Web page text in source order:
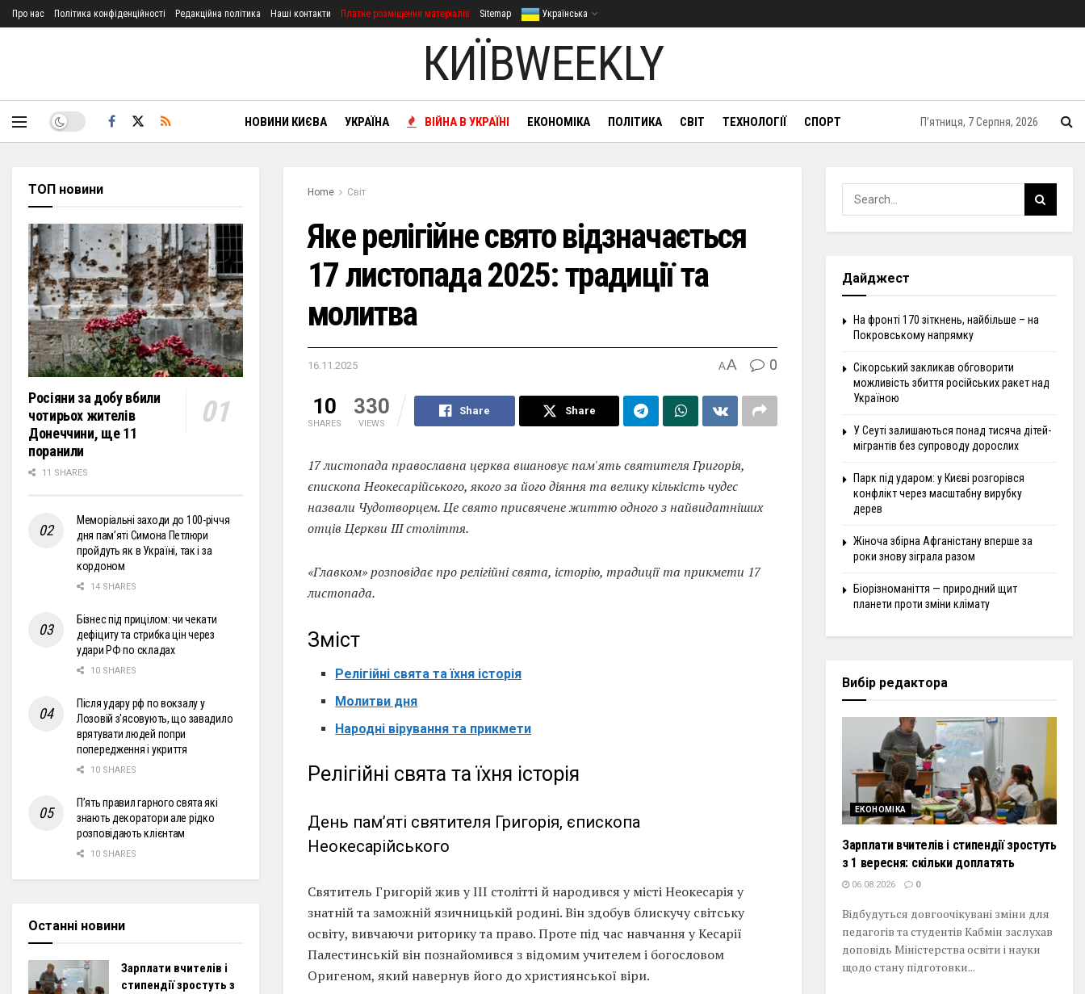
Про нас Політика конфіденційності Редакційна політика Наші контакти Платне розміщення матеріалів Sitemap Українська
КИЇВWEEKLY
НОВИНИ КИЄВА УКРАЇНА ВІЙНА В УКРАЇНІ ЕКОНОМІКА ПОЛІТИКА СВІТ ТЕХНОЛОГІЇ СПОРТ П’ятниця, 7 Серпня, 2026
Home Світ
Яке релігійне свято відзначається
17 листопада 2025: традиції та
молитва
16.11.2025 AA 0
10
SHARES
330
VIEWS
Share Share
17 листопада православна церква вшановує пам'ять святителя Григорія,
єпископа Неокесарійського, якого за його діяння та велику кількість чудес
назвали Чудотворцем. Це свято присвячене життю одного з найвидатніших
отців Церкви III століття.
«Главком» розповідає про релігійні свята, історію, традиції та прикмети 17
листопада.
Зміст
Релігійні свята та їхня історія
Молитви дня
Народні вірування та прикмети
Релігійні свята та їхня історія
День пам’яті святителя Григорія, єпископа
Неокесарійського
Святитель Григорій жив у III столітті й народився у місті Неокесарія у
знатній та заможній язичницькій родині. Він здобув блискучу світську
освіту, вивчаючи риторику та право. Проте під час навчання у Кесарії
Палестинській він познайомився з відомим учителем і богословом
Оригеном, який навернув його до християнської віри.
ТОП новини
Росіяни за добу вбили
чотирьох жителів
Донеччини, ще 11
поранили
11 SHARES
Меморіальні заходи до 100-річчя
дня пам’яті Симона Петлюри
пройдуть як в Україні, так і за
кордоном
14 SHARES
Бізнес під прицілом: чи чекати
дефіциту та стрибка цін через
удари РФ по складах
10 SHARES
Після удару рф по вокзалу у
Лозовій з'ясовують, що завадило
врятувати людей попри
попередження і укриття
10 SHARES
П’ять правил гарного свята які
знають декоратори але рідко
розповідають клієнтам
10 SHARES
Останні новини
Зарплати вчителів і
стипендії зростуть з
Дайджест
На фронті 170 зіткнень, найбільше – на
Покровському напрямку
Сікорський закликав обговорити
можливість збиття російських ракет над
Україною
У Сеуті залишаються понад тисяча дітей-
мігрантів без супроводу дорослих
Парк під ударом: у Києві розгорівся
конфлікт через масштабну вирубку
дерев
Жіноча збірна Афганістану вперше за
роки знову зіграла разом
Біорізноманіття — природний щит
планети проти зміни клімату
Вибір редактора
ЕКОНОМІКА
Зарплати вчителів і стипендії зростуть
з 1 вересня: скільки доплатять
06.08.2026 0
Відбудуться довгоочікувані зміни для
педагогів та студентів Кабмін заслухав
доповідь Міністерства освіти і науки
щодо стану підготовки...